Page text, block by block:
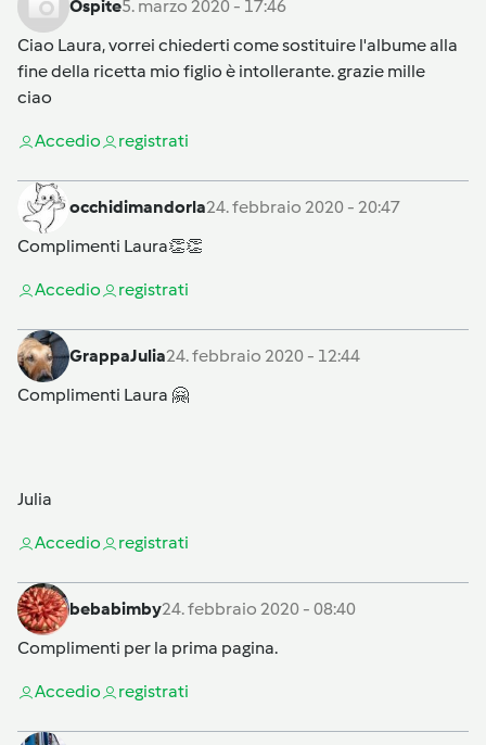
Ospite5. marzo 2020 - 17:46
Ciao Laura, vorrei chiederti come sostituire l'albume alla
fine della ricetta mio figlio è intollerante. grazie mille
ciao
Accedio registrati
occhidimandorla24. febbraio 2020 - 20:47
Complimenti Laura👏👏
Accedio registrati
GrappaJulia24. febbraio 2020 - 12:44
Complimenti Laura 🤗
Julia
Accedio registrati
bebabimby24. febbraio 2020 - 08:40
Complimenti per la prima pagina.
Accedio registrati